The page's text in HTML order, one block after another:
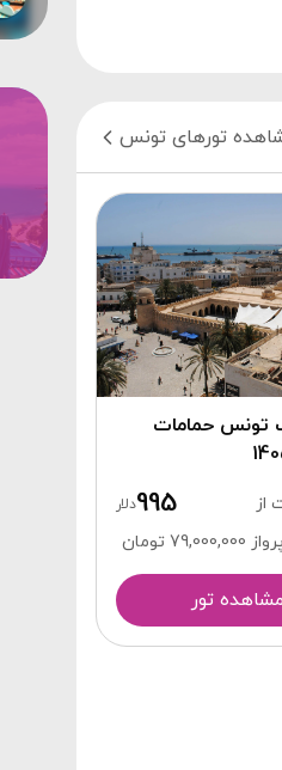
تورهای تونس
شب تونس حمامات
از 995دلار
تومان
مشاهده تور